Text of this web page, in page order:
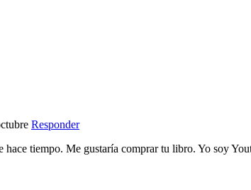
Responder
hace tiempo. Me gustaría comprar tu libro. Yo soy